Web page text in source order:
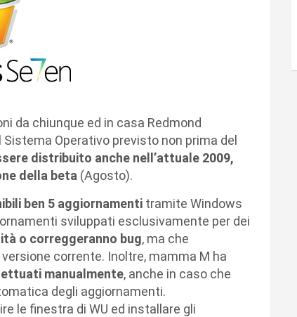
da chiunque ed in casa Redmond
Operativo previsto non prima del
distribuito anche nell’attuale 2009,
della beta (Agosto).
ben 5 aggiornamenti tramite Windows
sviluppati esclusivamente per dei
o correggeranno bug, ma che
corrente. Inoltre, mamma M ha
manualmente, anche in caso che
degli aggiornamenti.
le finestra di WU ed installare gli